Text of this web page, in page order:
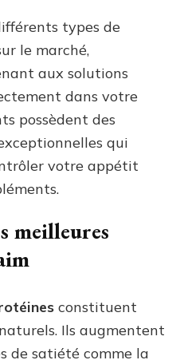
types de
le marché,
aux solutions
dans votre
possèdent des
qui
votre appétit
meilleures
constituent
Ils augmentent
de satiété comme la